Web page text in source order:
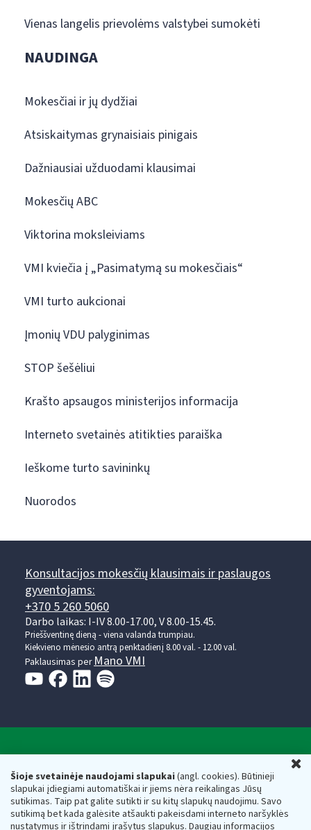
Šioje svetainėje naudojami slapukai(angl. cookies). Būtinieji
slapukai įdiegiami automatiškai ir jiems nėra reikalingas Jūsų
sutikimas. Taip pat galite sutikti ir su kitų slapukų naudojimu. Savo
sutikimą bet kada galėsite atšaukti pakeisdami interneto naršyklės
nustatymus ir ištrindami įrašytus slapukus. Daugiau informacijos
Vienas langelis prievolėms valstybei sumokėti
NAUDINGA
Mokesčiai ir jų dydžiai
Atsiskaitymas grynaisiais pinigais
Dažniausiai užduodami klausimai
Mokesčių ABC
Viktorina moksleiviams
VMI kviečia į „Pasimatymą su mokesčiais“
VMI turto aukcionai
Įmonių VDU palyginimas
STOP šešėliui
Krašto apsaugos ministerijos informacija
Interneto svetainės atitikties paraiška
Ieškome turto savininkų
Nuorodos
Konsultacijos mokesčių klausimais ir paslaugos
gyventojams:
+370 5 260 5060
Darbo laikas: I-IV 8.00-17.00, V 8.00-15.45.
Prieššventinę dieną - viena valanda trumpiau.
Kiekvieno mėnesio antrą penktadienį 8.00 val. - 12.00 val.
Paklausimas per Mano VMI
Respublikos finansų ministerijos
Biudžetinė įstaiga. Juridinio asmens kodas — 188659752,
adresas: Vasario 16-osios g. 14, 01107 Vilnius, Lietuva, el.paštas:
vmi@vmi.lt, E. pristatymo dėžutės adresas 188659752